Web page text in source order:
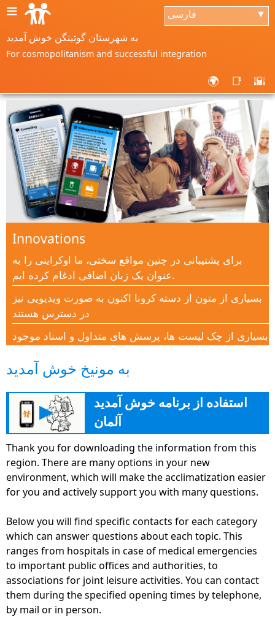
≡ فارسی ▼
به شهرستان گوتینگن خوش آمدید
For cosmopolitanism and successful integration
🌍 📑 🌇
Innovations
برای پشتیبانی در چنین مواقع سختی، ما اوکراینی را به
عنوان یک زبان اضافی ادغام کرده ایم.
بسیاری از متون از دسته کرونا اکنون به صورت ویدیویی نیز
در دسترس هستند
بسیاری از چک لیست ها، پرسش های متداول و اسناد موجود
دسته جدید کرونا-کمک برای حمایت از همه مردم در این
زمان بحران با دانش
بخش جدید "آموزش" با بسیاری از نکات، آدرس ها و
اطلاعات در آموزش بیشتر کمک می کند تا راه خود را به
بازار کار آلمان بیابند.
برنامه خوش آمدید آلمان در حال حاضر به سادگی و به طور
گسترده ای به عنوان نسخه وب در
deutschland.welcome-app-germany.de در دسترس
پلت فرم خواهران www.Familie-und-Beruf.online برای
بهتر تعادل کار و زندگی در دسترس به عنوان برنامه های
رایگان، وب سایت و نرم افزار کامپیوتر
بخش جدید "بازار کار" راهنمایی و اطلاعات زیادی برای کمک
به شروع کار شما در دنیای کار فراهم می کند
به مونیخ خوش آمدید
▶
استفاده از برنامه خوش آمدید
آلمان
Thank you for downloading the information from this
region. There are many options in your new
environment, which will make the acclimatization easier
for you and actively support you with many questions.
Below you will find specific contacts for each category
which can answer questions about each topic. This
ranges from hospitals in case of medical emergencies
to important public offices and authorities, to
associations for joint leisure activities. You can contact
them during the specified opening times by telephone,
by mail or in person.